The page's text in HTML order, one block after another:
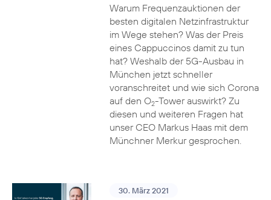
Warum Frequenzauktionen der
besten digitalen Netzinfrastruktur
im Wege stehen? Was der Preis
eines Cappuccinos damit zu tun
hat? Weshalb der 5G-Ausbau in
München jetzt schneller
voranschreitet und wie sich Corona
auf den O2-Tower auswirkt? Zu
diesen und weiteren Fragen hat
unser CEO Markus Haas mit dem
Münchner Merkur gesprochen.
30. März 2021